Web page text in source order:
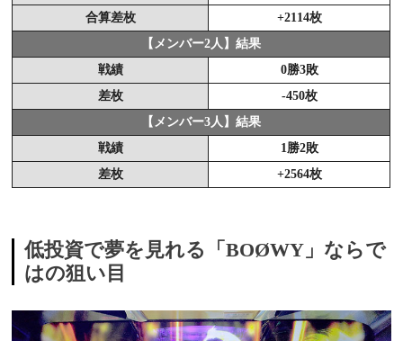
合算差枚
+2114枚
【メンバー2人】結果
戦績
0勝3敗
差枚
-450枚
【メンバー3人】結果
戦績
1勝2敗
差枚
+2564枚
低投資で夢を見れる「BOØWY」ならで
はの狙い目